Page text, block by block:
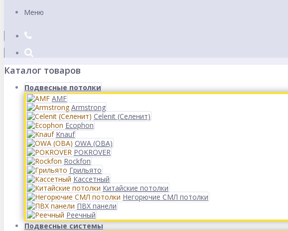
Меню
Каталог товаров
Подвесные потолки
AMF
Armstrong
Celenit (Селенит)
Ecophon
Knauf
OWA (ОВА)
POKROVER
Rockfon
Грильято
Кассетный
Китайские потолки
Негорючие СМЛ потолки
ПВХ панели
Реечный
Подвесные системы